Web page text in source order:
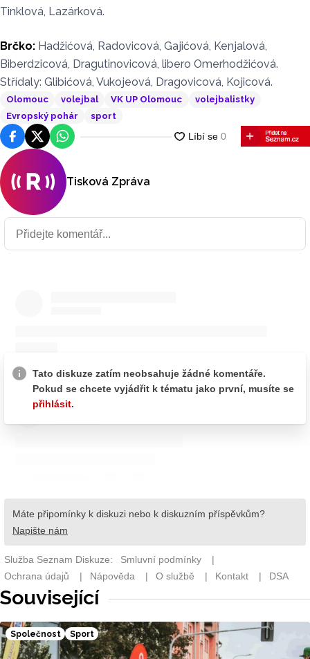
Tinklová, Lazárková.
Brčko: Hadžićová, Radovicová, Gajićová, Kenjalová,
Biberdzicová, Dragutinovicová, libero Omerhodžićová.
Střídaly: Glibićová, Vukojeová, Dragovicová, Kojicová.
Olomouc volejbal VK UP Olomouc
volejbalistky
Evropský pohár
sport
FacebookPlatforma X
WhatsApp
Tisková Zpráva
Související
Společnost Sport